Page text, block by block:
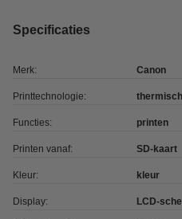
Specificaties
Merk: Canon
Printtechnologie: thermisch
Functies: printen
Printen vanaf: SD-kaart
Kleur: kleur
Display: LCD-